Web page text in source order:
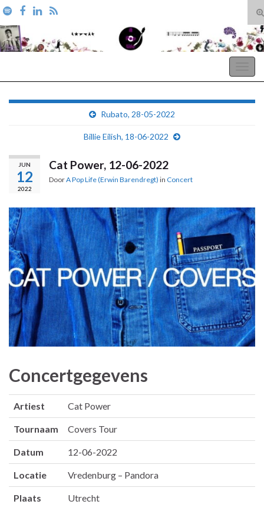
Search for:
Rubato, 28-05-2022
Billie Eilish, 18-06-2022
JUN
12
2022
Cat Power, 12-06-2022
DoorA Pop Life (Erwin Barendregt) in Concert
Concertgegevens
Artiest Cat Power
Tournaam Covers Tour
Datum 12-06-2022
Locatie Vredenburg – Pandora
Plaats Utrecht